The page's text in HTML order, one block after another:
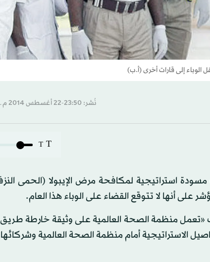
الوباء إلى قارات أخرى (أ.ب)
نُشر: 23:50-22 أغسطس 2014 م ـ 26 شوّال 1435 هـ
T
T
استراتيجية لمكافحة مرض الإيبولا (الحمى
على أنها لا تتوقع القضاء على الوباء هذا العام.
منظمة الصحة العالمية على وثيقة خارطة طريق
الاستراتيجية أمام منظمة الصحة العالمية